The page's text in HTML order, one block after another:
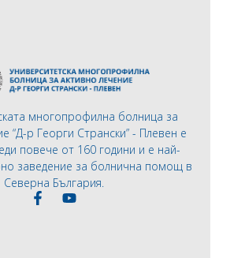
многопрофилна болница за
“Д-р Георги Странски” - Плевен е
повече от 160 години и е най-
заведение за болнична помощ в
Северна България.